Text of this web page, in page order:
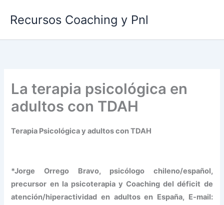
Recursos Coaching y Pnl
La terapia psicológica en
adultos con TDAH
Terapia Psicológica y adultos con TDAH
*Jorge Orrego Bravo, psicólogo chileno/español,
precursor en la psicoterapia y Coaching del déficit de
atención/hiperactividad en adultos en España, E-mail: